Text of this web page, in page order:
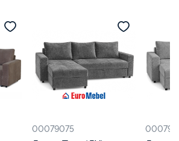
00079075